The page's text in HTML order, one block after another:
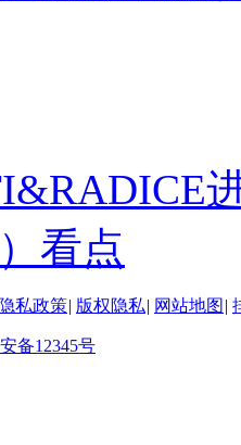
看点
隐私政策| 版权隐私| 网站地图 |
备12345号